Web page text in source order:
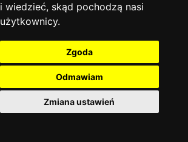
i wiedzieć, skąd pochodzą nasi
użytkownicy.
Zgoda
Odmawiam
Zmiana ustawień
Moje konto
Płatności i dostawa
Kontakt